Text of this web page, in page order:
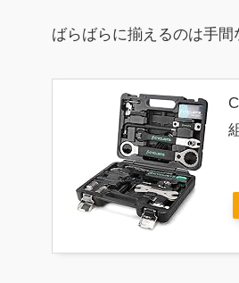
ばらばらに揃えるのは手